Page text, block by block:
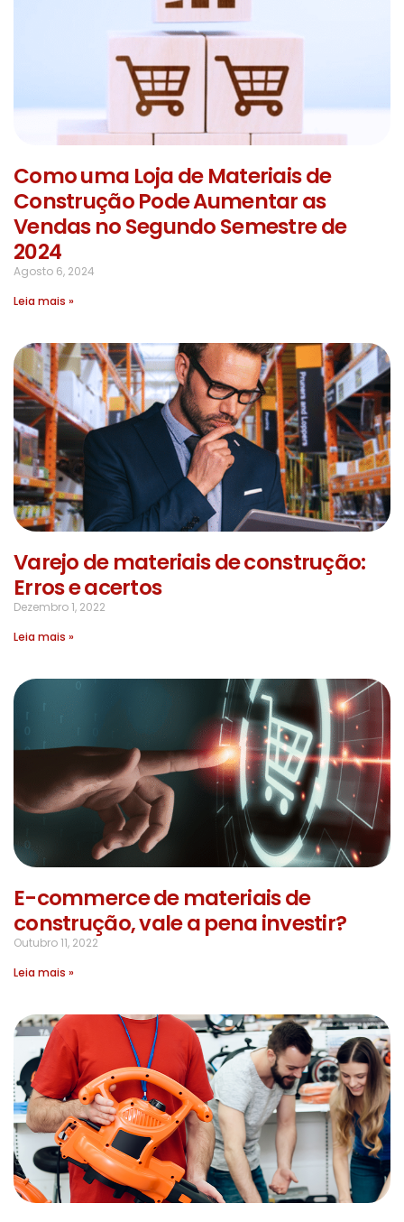
Como uma Loja de Materiais de
Construção Pode Aumentar as
Vendas no Segundo Semestre de
2024
Agosto 6, 2024
Leia mais »
Varejo de materiais de construção:
Erros e acertos
Dezembro 1, 2022
Leia mais »
E-commerce de materiais de
construção, vale a pena investir?
Outubro 11, 2022
Leia mais »